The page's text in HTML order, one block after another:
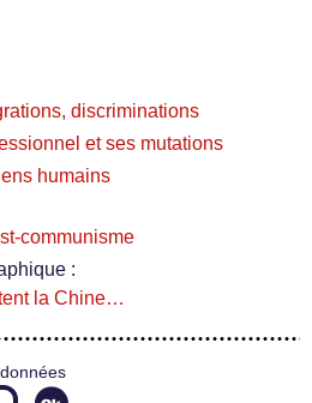
discriminations
et ses mutations
humains
communisme
:
la Chine…